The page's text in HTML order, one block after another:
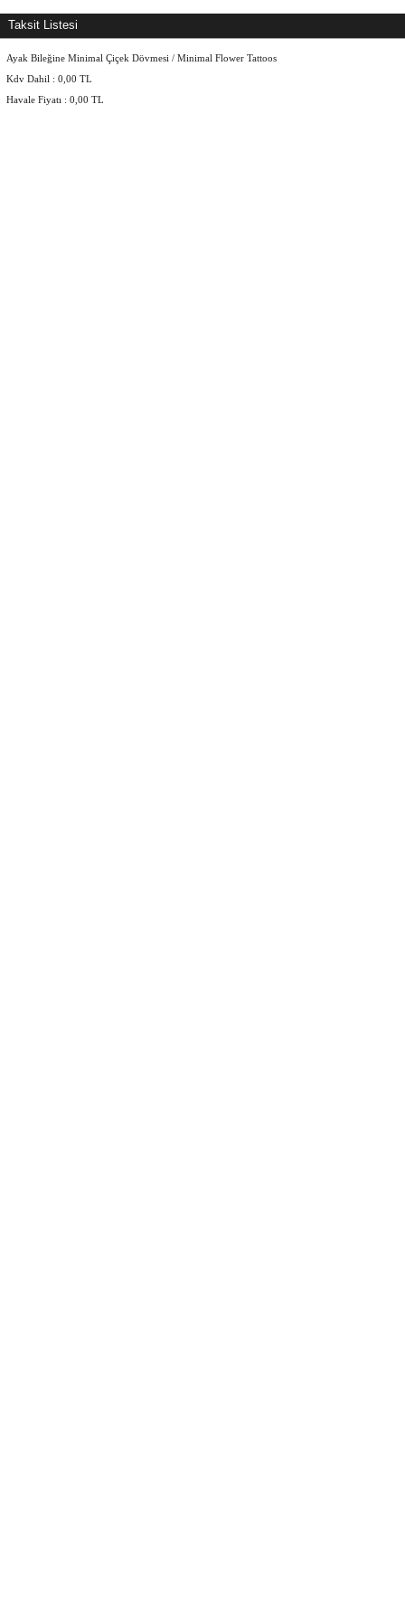
Taksit Listesi
Ayak Bileğine Minimal Çiçek Dövmesi / Minimal Flower Tattoos
Kdv Dahil : 0,00 TL
Havale Fiyatı : 0,00 TL